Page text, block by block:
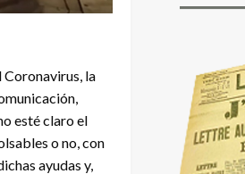
Coronavirus, la
esté claro el
o no, con
ayudas y,